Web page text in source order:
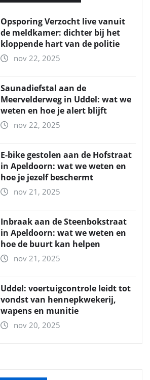
Opsporing Verzocht live vanuit
de meldkamer: dichter bij het
kloppende hart van de politie
nov 22, 2025
Saunadiefstal aan de
Meervelderweg in Uddel: wat we
weten en hoe je alert blijft
nov 22, 2025
E-bike gestolen aan de Hofstraat
in Apeldoorn: wat we weten en
hoe je jezelf beschermt
nov 21, 2025
Inbraak aan de Steenbokstraat
in Apeldoorn: wat we weten en
hoe de buurt kan helpen
nov 21, 2025
Uddel: voertuigcontrole leidt tot
vondst van hennepkwekerij,
wapens en munitie
nov 20, 2025